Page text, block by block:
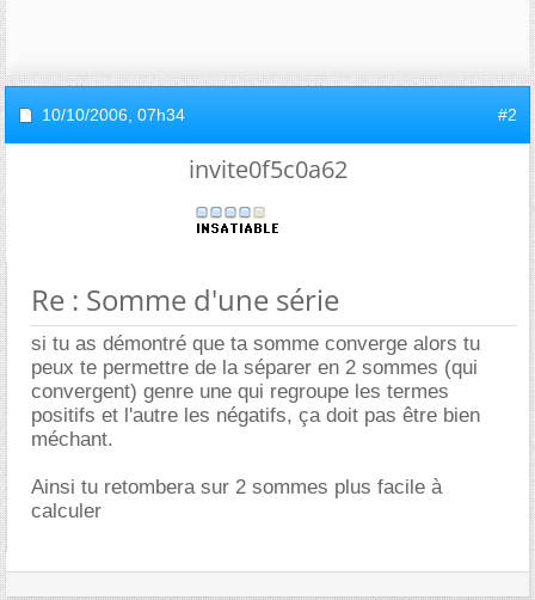
10/10/2006, 07h34 #2
invite0f5c0a62
Re : Somme d'une série
si tu as démontré que ta somme converge alors tu
peux te permettre de la séparer en 2 sommes (qui
convergent) genre une qui regroupe les termes
positifs et l'autre les négatifs, ça doit pas être bien
méchant.
Ainsi tu retombera sur 2 sommes plus facile à
calculer